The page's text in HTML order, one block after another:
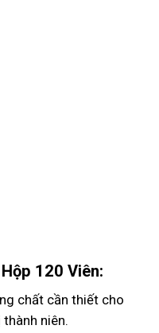
120 Viên:
chất cần thiết cho
niên.